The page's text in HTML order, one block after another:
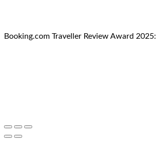
Booking.com Traveller Review Award 2025: